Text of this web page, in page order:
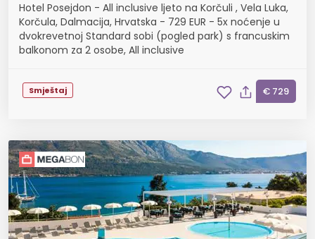
Hotel Posejdon - All inclusive ljeto na Korčuli , Vela Luka,
Korčula, Dalmacija, Hrvatska - 729 EUR - 5x noćenje u
dvokrevetnoj Standard sobi (pogled park) s francuskim
balkonom za 2 osobe, All inclusive
Smještaj € 729